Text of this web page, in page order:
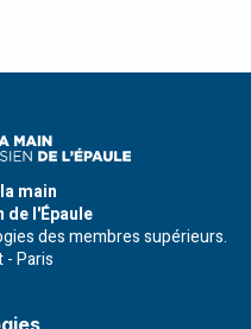
main
l'Épaule
des membres supérieurs.
- Paris